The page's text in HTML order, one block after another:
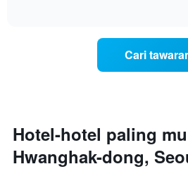
mempunyai
1
paksi
X
Cari
Hotel-hotel paling
Hwanghak-dong,